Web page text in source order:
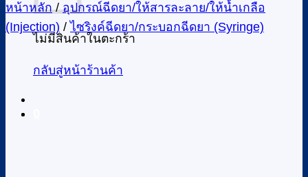
ไม่มีสินค้าในตะกร้า
กลับสู่หน้าร้านค้า
หน้าหลัก / อุปกรณ์ฉีดยา/ให้สารละลาย/ให้น้ำเกลือ
(Injection) / ไซริงค์ฉีดยา/กระบอกฉีดยา (Syringe)